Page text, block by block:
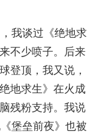
我谈过《绝地求
不少喷子。后来
登顶，我又说，
地求生》在火成
残粉支持。我说
堡垒前夜》也被